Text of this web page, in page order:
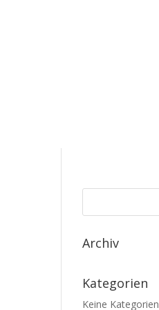
Archiv
Kategorien
Keine Kategorien